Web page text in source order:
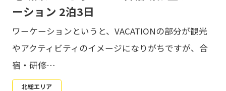
ーション 2泊3日
ワーケーションというと、VACATIONの部分が観光
やアクティビティのイメージになりがちですが、合
宿・研修…
北総エリア